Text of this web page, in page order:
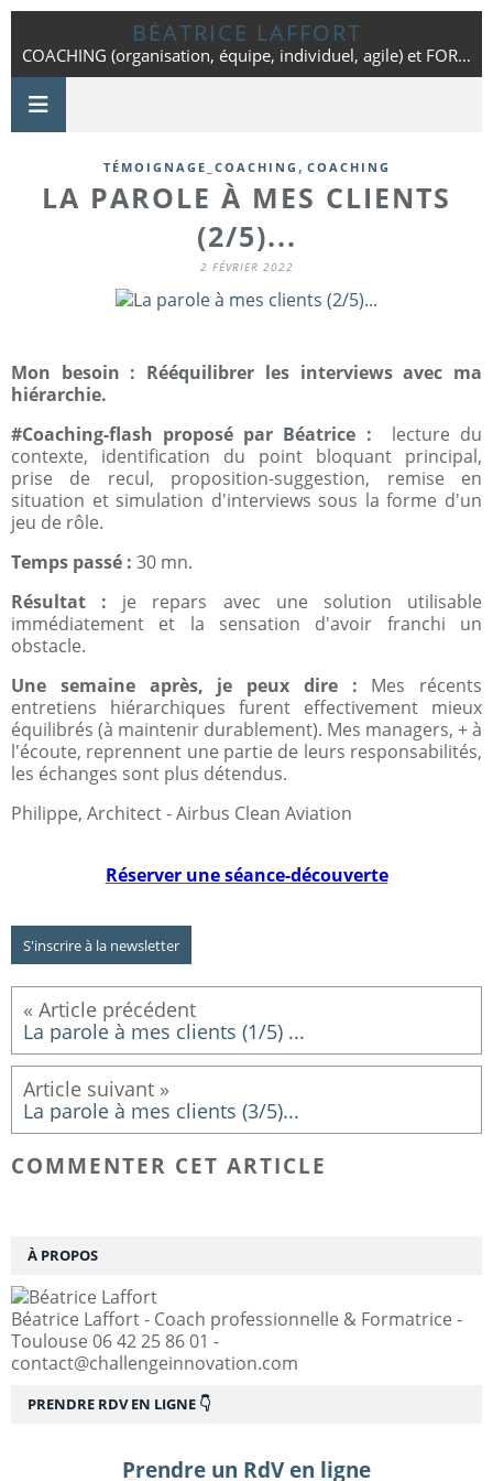
BÉATRICE LAFFORT
COACHING (organisation, équipe, individuel, agile) et FORMATION - Toulouse - 06 42 25 86 01
TÉMOIGNAGE_COACHING , COACHING
LA PAROLE À MES CLIENTS
(2/5)...
2 FÉVRIER 2022
Mon besoin : Rééquilibrer les interviews avec ma
hiérarchie.
#Coaching-flash proposé par Béatrice : lecture du
contexte, identification du point bloquant principal,
prise de recul, proposition-suggestion, remise en
situation et simulation d'interviews sous la forme d'un
jeu de rôle.
Temps passé : 30 mn.
Résultat : je repars avec une solution utilisable
immédiatement et la sensation d'avoir franchi un
obstacle.
Une semaine après, je peux dire : Mes récents
entretiens hiérarchiques furent effectivement mieux
équilibrés (à maintenir durablement). Mes managers, + à
l'écoute, reprennent une partie de leurs responsabilités,
les échanges sont plus détendus.
Philippe, Architect - Airbus Clean Aviation
Réserver une séance-découverte
S'inscrire à la newsletter
La parole à mes clients (1/5) ...
La parole à mes clients (3/5)...
COMMENTER CET ARTICLE
À PROPOS
Béatrice Laffort - Coach professionnelle & Formatrice -
Toulouse 06 42 25 86 01 -
contact@challengeinnovation.com
PRENDRE RDV EN LIGNE 👇
Prendre un RdV en ligne